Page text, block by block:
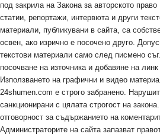
под закрила на Закона за авторското
статии, репортажи, интервюта и други
материали, публикувани в сайта, са
освен, ако изрично е посочено друго.
текстови материали само след писмено
посочване на източника и добавяне на
Използването на графични и видео
24shumen.com е строго забранено.
санкционирани с цялата строгост на
отговорност за съдържанието на
Администраторите на сайта запазват